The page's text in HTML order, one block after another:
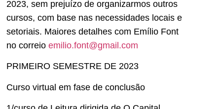
2023, sem prejuízo de organizarmos outros
cursos, com base nas necessidades locais e
setoriais. Maiores detalhes com Emílio Font
no correio emilio.font@gmail.com
PRIMEIRO SEMESTRE DE 2023
Curso virtual em fase de conclusão